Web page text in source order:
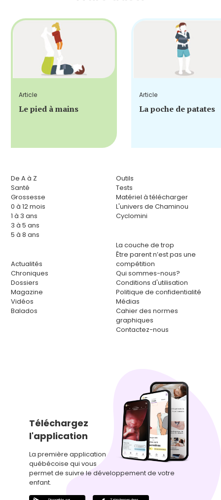
Article
Le pied à mains
Article
La poche de patates
De A à Z
Santé
Grossesse
0 à 12 mois
1 à 3 ans
3 à 5 ans
5 à 8 ans
Actualités
Chroniques
Dossiers
Magazine
Vidéos
Balados
Outils
Tests
Matériel à télécharger
L'univers de Chaminou
Cyclomini
La couche de trop
Être parent n’est pas une
compétition
Qui sommes-nous?
Conditions d'utilisation
Politique de confidentialité
Médias
Cahier des normes
graphiques
Contactez-nous
Téléchargez
l'application
La première application
québécoise qui vous
permet de suivre le développement de votre
enfant.